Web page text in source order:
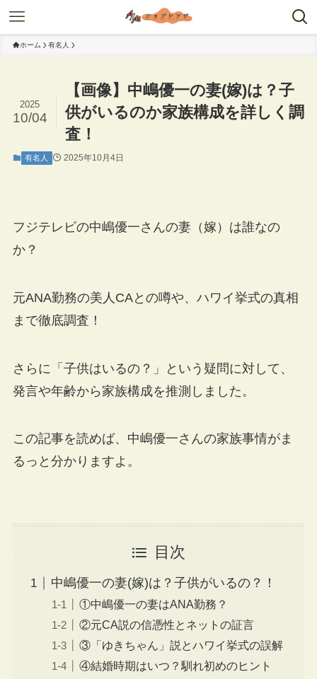
ホーム 有名人
【画像】中嶋優一の妻(嫁)は？子
供がいるのか家族構成を詳しく調
査！
2025
10/04
有名人 2025年10月4日
フジテレビの中嶋優一さんの妻（嫁）は誰なの
か？
元ANA勤務の美人CAとの噂や、ハワイ挙式の真相
まで徹底調査！
さらに「子供はいるの？」という疑問に対して、
発言や年齢から家族構成を推測しました。
この記事を読めば、中嶋優一さんの家族事情がま
るっと分かりますよ。
目次
中嶋優一の妻(嫁)は？子供がいるの？！
①中嶋優一の妻はANA勤務？
②元CA説の信憑性とネットの証言
③「ゆきちゃん」説とハワイ挙式の誤解
④結婚時期はいつ？馴れ初めのヒント